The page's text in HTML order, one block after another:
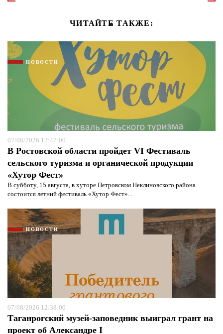
ЧИТАЙТЕ ТАКЖЕ:
НОВОСТИ
07/08/2026 12:47:00
В Ростовской области пройдет VI Фестиваль
сельского туризма и органической продукции
«Хутор Фест»
В субботу, 15 августа, в хуторе Петровском Неклиновского района
состоится летний фестиваль «Хутор Фест»...
НОВОСТИ
07/08/2026 12:38:00
Таганрогский музей-заповедник выиграл грант на
проект об Александре I